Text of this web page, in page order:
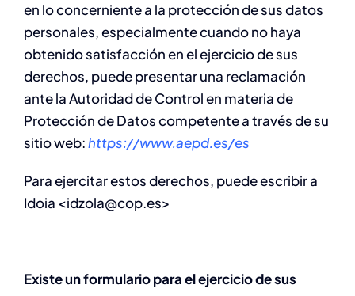
en lo concerniente a la protección de sus datos
personales, especialmente cuando no haya
obtenido satisfacción en el ejercicio de sus
derechos, puede presentar una reclamación
ante la Autoridad de Control en materia de
Protección de Datos competente a través de su
sitio web:https://www.aepd.es/es
Para ejercitar estos derechos, puede escribir a
Idoia <idzola@cop.es>
Existe un formulario para el ejercicio de sus